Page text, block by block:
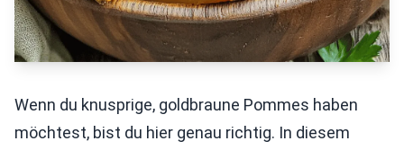
Wenn du knusprige, goldbraune Pommes haben
möchtest, bist du hier genau richtig. In diesem